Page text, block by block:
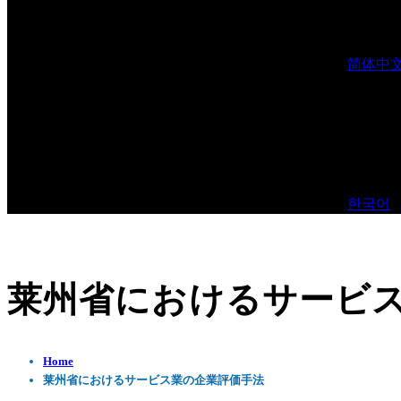
简体中
한국어
莱州省におけるサービ
Home
莱州省におけるサービス業の企業評価手法